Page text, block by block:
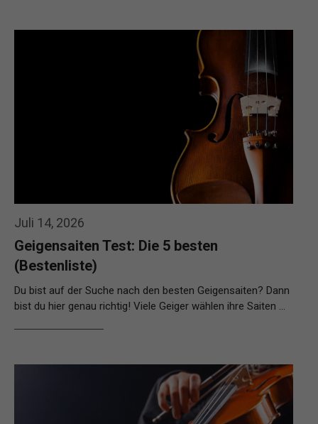
Juli 14, 2026
Geigensaiten Test: Die 5 besten
(Bestenliste)
Du bist auf der Suche nach den besten Geigensaiten? Dann
bist du hier genau richtig! Viele Geiger wählen ihre Saiten …